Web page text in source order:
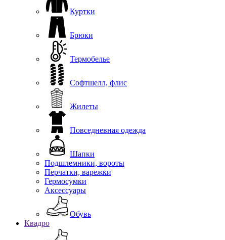
Куртки
Брюки
Термобелье
Софтшелл, флис
Жилеты
Повседневная одежда
Шапки
Подшлемники, вороты
Перчатки, варежки
Гермосумки
Аксессуары
Обувь
Квадро